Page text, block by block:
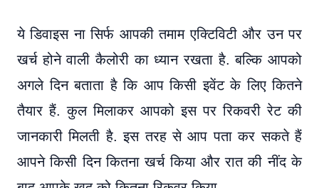
ये डिवाइस ना सिर्फ आपकी तमाम एक्टिविटी और उन पर
खर्च होने वाली कैलोरी का ध्यान रखता है. बल्कि आपको
अगले दिन बताता है कि आप किसी इवेंट के लिए कितने
तैयार हैं. कुल मिलाकर आपको इस पर रिकवरी रेट की
जानकारी मिलती है. इस तरह से आप पता कर सकते हैं
आपने किसी दिन कितना खर्च किया और रात की नींद के